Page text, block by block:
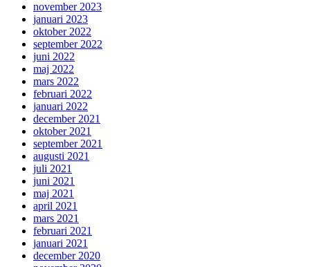
november 2023
januari 2023
oktober 2022
september 2022
juni 2022
maj 2022
mars 2022
februari 2022
januari 2022
december 2021
oktober 2021
september 2021
augusti 2021
juli 2021
juni 2021
maj 2021
april 2021
mars 2021
februari 2021
januari 2021
december 2020